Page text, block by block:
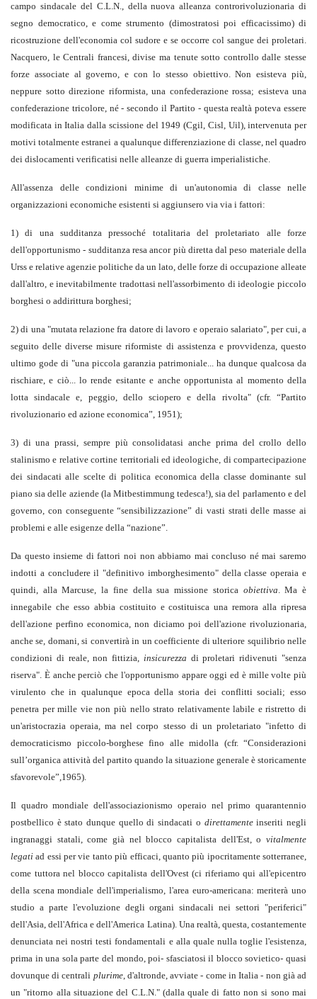
campo sindacale del C.L.N., della nuova alleanza controrivoluzionaria di
segno democratico, e come strumento (dimostratosi poi efficacissimo) di
ricostruzione dell'economia col sudore e se occorre col sangue dei proletari.
Nacquero, le Centrali francesi, divise ma tenute sotto controllo dalle stesse
forze associate al governo, e con lo stesso obiettivo. Non esisteva più,
neppure sotto direzione riformista, una confederazione rossa; esisteva una
confederazione tricolore, né - secondo il Partito - questa realtà poteva essere
modificata in Italia dalla scissione del 1949 (Cgil, Cisl, Uil), intervenuta per
motivi totalmente estranei a qualunque differenziazione di classe, nel quadro
dei dislocamenti verificatisi nelle alleanze di guerra imperialistiche.
All'assenza delle condizioni minime di un'autonomia di classe nelle
organizzazioni economiche esistenti si aggiunsero via via i fattori:
1) di una sudditanza pressoché totalitaria del proletariato alle forze
dell'opportunismo - sudditanza resa ancor più diretta dal peso materiale della
Urss e relative agenzie politiche da un lato, delle forze di occupazione alleate
dall'altro, e inevitabilmente tradottasi nell'assorbimento di ideologie piccolo
borghesi o addirittura borghesi;
2) di una "mutata relazione fra datore di lavoro e operaio salariato", per cui, a
seguito delle diverse misure riformiste di assistenza e provvidenza, questo
ultimo gode di "una piccola garanzia patrimoniale... ha dunque qualcosa da
rischiare, e ciò... lo rende esitante e anche opportunista al momento della
lotta sindacale e, peggio, dello sciopero e della rivolta" (cfr. “Partito
rivoluzionario ed azione economica”, 1951);
3) di una prassi, sempre più consolidatasi anche prima del crollo dello
stalinismo e relative cortine territoriali ed ideologiche, di compartecipazione
dei sindacati alle scelte di politica economica della classe dominante sul
piano sia delle aziende (la Mitbestimmung tedesca!), sia del parlamento e del
governo, con conseguente “sensibilizzazione” di vasti strati delle masse ai
problemi e alle esigenze della “nazione”.
Da questo insieme di fattori noi non abbiamo mai concluso né mai saremo
indotti a concludere il "definitivo imborghesimento" della classe operaia e
quindi, alla Marcuse, la fine della sua missione storica obiettiva. Ma è
innegabile che esso abbia costituito e costituisca una remora alla ripresa
dell'azione perfino economica, non diciamo poi dell'azione rivoluzionaria,
anche se, domani, si convertirà in un coefficiente di ulteriore squilibrio nelle
condizioni di reale, non fittizia, insicurezza di proletari ridivenuti "senza
riserva". È anche perciò che l'opportunismo appare oggi ed è mille volte più
virulento che in qualunque epoca della storia dei conflitti sociali; esso
penetra per mille vie non più nello strato relativamente labile e ristretto di
un'aristocrazia operaia, ma nel corpo stesso di un proletariato "infetto di
democraticismo piccolo-borghese fino alle midolla (cfr. “Considerazioni
sull’organica attività del partito quando la situazione generale è storicamente
sfavorevole”,1965).
Il quadro mondiale dell'associazionismo operaio nel primo quarantennio
postbellico è stato dunque quello di sindacati o direttamenteinseriti negli
ingranaggi statali, come già nel blocco capitalista dell'Est, o vitalmente
legati ad essi per vie tanto più efficaci, quanto più ipocritamente sotterranee,
come tuttora nel blocco capitalista dell'Ovest (ci riferiamo qui all'epicentro
della scena mondiale dell'imperialismo, l'area euro-americana: meriterà uno
studio a parte l'evoluzione degli organi sindacali nei settori "periferici"
dell'Asia, dell'Africa e dell'America Latina). Una realtà, questa, costantemente
denunciata nei nostri testi fondamentali e alla quale nulla toglie l'esistenza,
prima in una sola parte del mondo, poi- sfasciatosi il blocco sovietico- quasi
dovunque di centrali plurime, d'altronde, avviate - come in Italia - non già ad
un "ritorno alla situazione del C.L.N." (dalla quale di fatto non si sono mai